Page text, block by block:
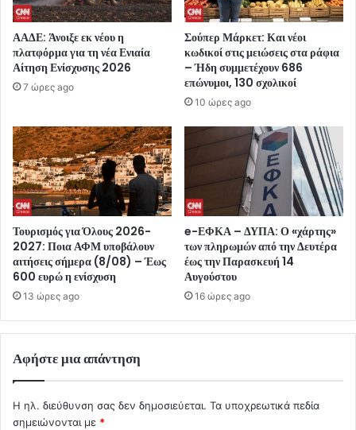
ΑΑΔΕ: Άνοιξε εκ νέου η
πλατφόρμα για τη νέα Ενιαία
Αίτηση Ενίσχυσης 2026
7 ώρες ago
Σούπερ Μάρκετ: Και νέοι
κωδικοί στις μειώσεις στα ράφια
– Ήδη συμμετέχουν 686
επώνυμοι, 130 σχολικοί
10 ώρες ago
Τουρισμός για Όλους 2026-
2027: Ποια ΑΦΜ υποβάλουν
αιτήσεις σήμερα (8/08) – Έως
600 ευρώ η ενίσχυση
13 ώρες ago
e-ΕΦΚΑ – ΔΥΠΑ: Ο «χάρτης»
των πληρωμών από την Δευτέρα
έως την Παρασκευή 14
Αυγούστου
16 ώρες ago
Αφήστε μια απάντηση
Η ηλ. διεύθυνση σας δεν δημοσιεύεται. Τα υποχρεωτικά πεδία
σημειώνονται με *